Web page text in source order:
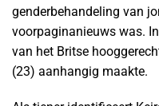
genderbehandeling van
voorpaginanieuws was.
van het Britse
(23) aanhangig maakte.